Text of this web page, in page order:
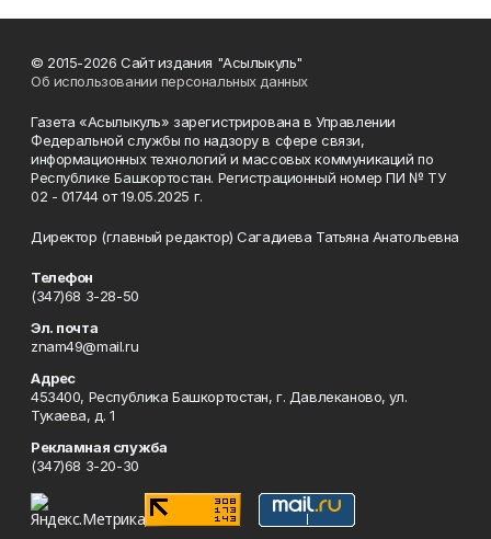
© 2015-2026 Сайт издания "Асылыкуль"
Об использовании персональных данных
Газета «Асылыкуль» зарегистрирована в Управлении
Федеральной службы по надзору в сфере связи,
информационных технологий и массовых коммуникаций по
Республике Башкортостан. Регистрационный номер ПИ № ТУ
02 - 01744 от 19.05.2025 г.
Директор (главный редактор) Сагадиева Татьяна Анатольевна
Телефон
(347)68 3-28-50
Эл. почта
znam49@mail.ru
Адрес
453400, Республика Башкортостан, г. Давлеканово, ул.
Тукаева, д. 1
Рекламная служба
(347)68 3-20-30